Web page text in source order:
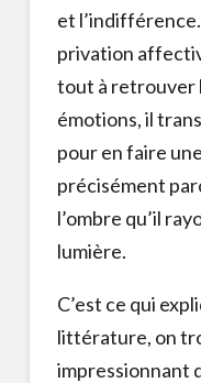
et
privation
tout à retrouver
émotions, il
pour en faire
précisément
l’ombre qu’il
lumière.
C’est ce qui
littérature, on
impressionnant